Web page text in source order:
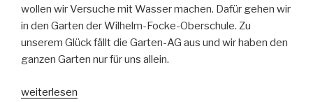
wollen wir Versuche mit Wasser machen. Dafür gehen wir
in den Garten der Wilhelm-Focke-Oberschule. Zu
unserem Glück fällt die Garten-AG aus und wir haben den
ganzen Garten nur für uns allein.
„Was
weiterlesen